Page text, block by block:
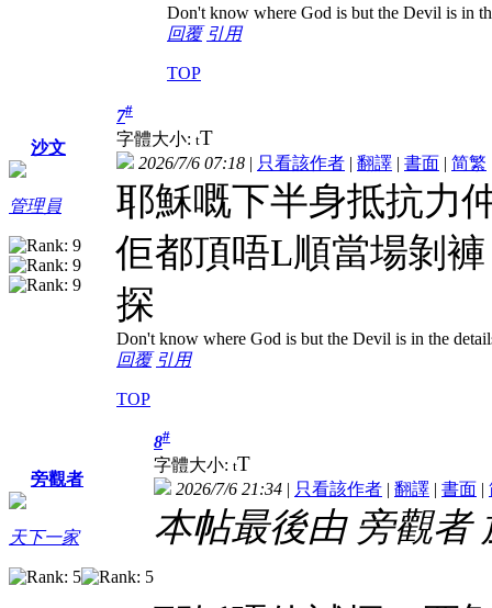
Don't know where God is but the Devil is in
回覆 引用
TOP
沙文
管理員
7#
字體大小: tT
2026/7/6 07:18 | 只看該作者 | 翻譯 | 書面 | 简繁
耶穌嘅下半身抵抗力
佢都頂唔L順當場剝
探
Don't know where God is but the Devil is in the
回覆 引用
TOP
旁觀者
天下一家
8#
字體大小: tT
2026/7/6 21:34 | 只看該作者 | 翻譯 | 書面 |
本帖最後由 旁觀者